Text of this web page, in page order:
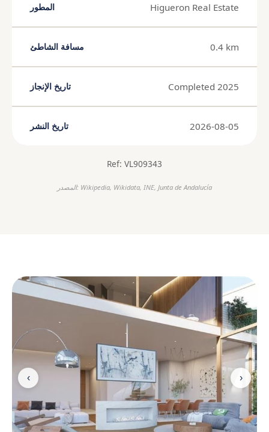
المطور Higueron Real Estate
مسافة الشاطئ 0.4 km
تاريخ الإنجاز Completed 2025
تاريخ النشر 2026-08-05
Ref: VL909343
المصدر: Wikipedia, Wikidata, INE, Junta de Andalucía
‹ ›